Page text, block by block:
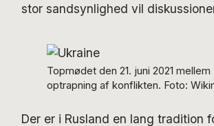
stor sandsynlighed vil
Topmødet den 21. juni 2021
optrapning af konflikten. Foto:
Der er i Rusland en lang tradition